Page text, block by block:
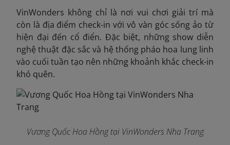
VinWonders không chỉ là nơi vui chơi giải trí mà
còn là địa điểm check-in với vô vàn góc sống ảo từ
hiện đại đến cổ điển. Đặc biệt, những show diễn
nghệ thuật đặc sắc và hệ thống pháo hoa lung linh
vào cuối tuần tạo nên những khoảnh khắc check-in
khó quên.
Vương Quốc Hoa Hồng tại VinWonders Nha Trang